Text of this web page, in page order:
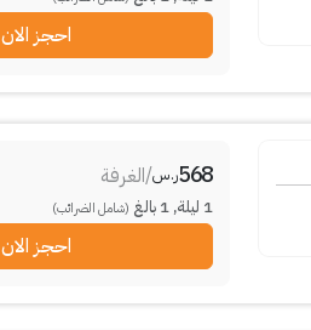
احجز الان
568ر.س/الغرفة
1 ليلة,
1 بالغ (شامل الضرائب)
احجز الان